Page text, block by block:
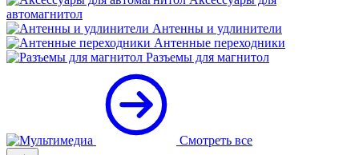
автомагнитол
Антенны и удлинители
Антенные переходники
Разъемы для магнитол
Смотреть все